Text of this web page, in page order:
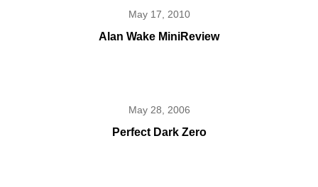
May 17, 2010
Alan Wake MiniReview
May 28, 2006
Perfect Dark Zero